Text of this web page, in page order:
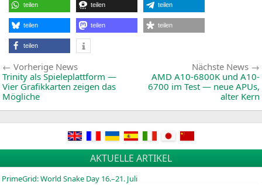
teilen teilen teilen
teilen teilen teilen
teilen
Beitragsnavigation
Vorherige NewsVorherige
News:
Trinity als Spieleplattform —
Vier Grafikkarten zeigen das
Mögliche
Nächste News
AMD A10-6800K und A10-
6700 im Test — neue APUs,
alter Kern
AKTUELLE ARTIKEL
PrimeGrid: World Snake Day 16.–21. Juli